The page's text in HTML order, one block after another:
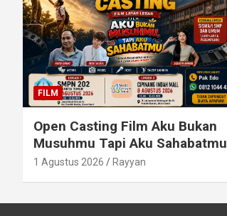
FILM
Open Casting Film Aku Bukan
Musuhmu Tapi Aku Sahabatmu
1 Agustus 2026 Rayyan